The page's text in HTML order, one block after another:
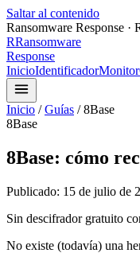
Saltar al contenido
Ransomware Response ·
RRansomware
Response
InicioIdentificadorMonitor
Inicio / Guías /8Base
8Base
8Base: cómo
Publicado: 15 de julio de
Sin descifrador gratuito
No existe (todavía) una